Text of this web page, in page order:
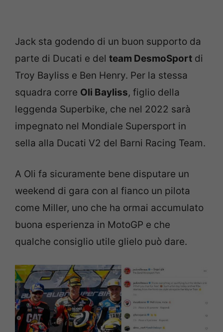
Jack sta godendo di un buon supporto da
parte di Ducati e del team DesmoSport di
Troy Bayliss e Ben Henry. Per la stessa
squadra corre Oli Bayliss, figlio della
leggenda Superbike, che nel 2022 sarà
impegnato nel Mondiale Supersport in
sella alla Ducati V2 del Barni Racing Team.
A Oli fa sicuramente bene disputare un
weekend di gara con al fianco un pilota
come Miller, uno che ha ormai accumulato
buona esperienza in MotoGP e che
qualche consiglio utile glielo può dare.